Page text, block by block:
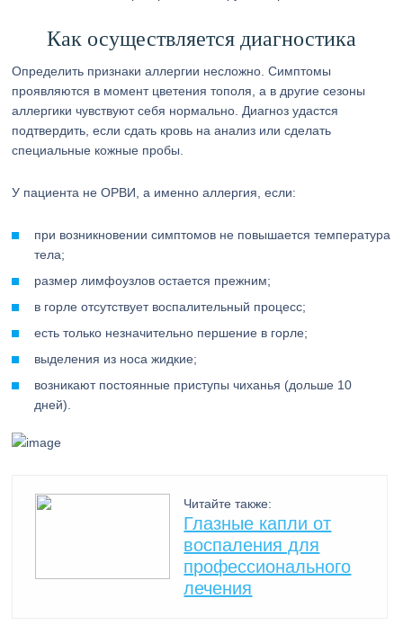
Как осуществляется диагностика
Определить признаки аллергии несложно. Симптомы
проявляются в момент цветения тополя, а в другие сезоны
аллергики чувствуют себя нормально. Диагноз удастся
подтвердить, если сдать кровь на анализ или сделать
специальные кожные пробы.
У пациента не ОРВИ, а именно аллергия, если:
при возникновении симптомов не повышается температура
тела;
размер лимфоузлов остается прежним;
в горле отсутствует воспалительный процесс;
есть только незначительно першение в горле;
выделения из носа жидкие;
возникают постоянные приступы чиханья (дольше 10
дней).
Читайте также:
Глазные капли от
воспаления для
профессионального
лечения